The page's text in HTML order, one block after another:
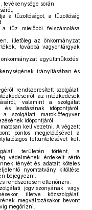
tevékenysége során
a tűzoltóságot, a tűzoltóság
tűz mielőbbi felszámolása
illetőleg az önkormányzat
továbbá vagyontárgyak
együttműködési
irányításában és
rendszeresített szolgálati
az intézkedések
valamint a szolgálat
leadásának időpontjáról,
szolgálati maroklőfegyver
időpontjáról.
kell vezetni. A végzett
pontos megjelölésével a
feltüntetésével kell
területén történt, a
védelmének érdekeit sértő
tényét és adatait köteles
nyomtatvány kitöltése
bejegyezni.
rendszeresen ellenőrizni.
jogviszonyának vagy
illetve közszolgálati
megváltozásakor bevont
megőrizni.